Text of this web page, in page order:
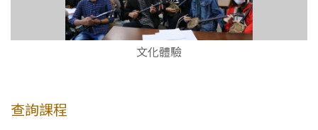
文化體驗
查詢課程